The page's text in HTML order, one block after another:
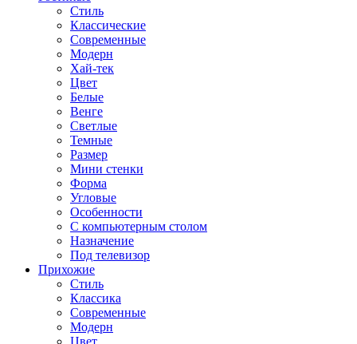
Стиль
Классические
Современные
Модерн
Хай-тек
Цвет
Белые
Венге
Светлые
Темные
Размер
Мини стенки
Форма
Угловые
Особенности
С компьютерным столом
Назначение
Под телевизор
Прихожие
Стиль
Классика
Современные
Модерн
Цвет